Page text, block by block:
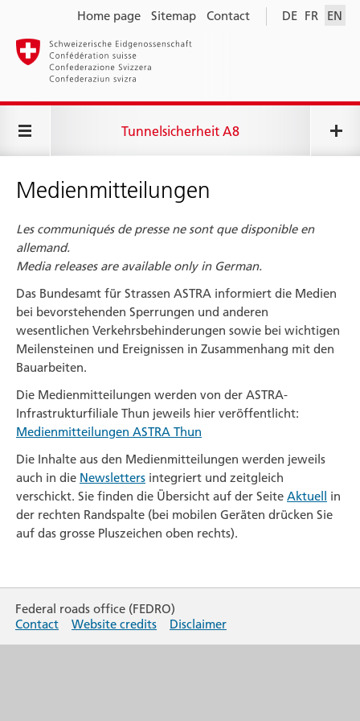
DE FR EN
Home page Sitemap Contact
Tunnelsicherheit A8
Medienmitteilungen
Les communiqués de presse ne sont que disponible en
allemand.
Media releases are available only in German.
Das Bundesamt für Strassen ASTRA informiert die Medien
bei bevor­stehenden Sperrungen und anderen
wesentlichen Verkehrs­behinderungen sowie bei wichtigen
Meilen­steinen und Ereignissen in Zusammenhang mit den
Bauarbeiten.
Die Medienmitteilungen werden von der ASTRA-
Infrastrukturfiliale Thun jeweils hier veröffentlicht:
Medienmitteilungen ASTRA Thun
Die Inhalte aus den Medien­mitteilungen werden jeweils
auch in die Newsletters integriert und zeitgleich
verschickt. Sie finden die Über­sicht auf der Seite Aktuell in
der rechten Randspalte (bei mobilen Geräten drücken Sie
auf das grosse Pluszeichen oben rechts).
Federal roads office (FEDRO)
Contact
Website credits Disclaimer